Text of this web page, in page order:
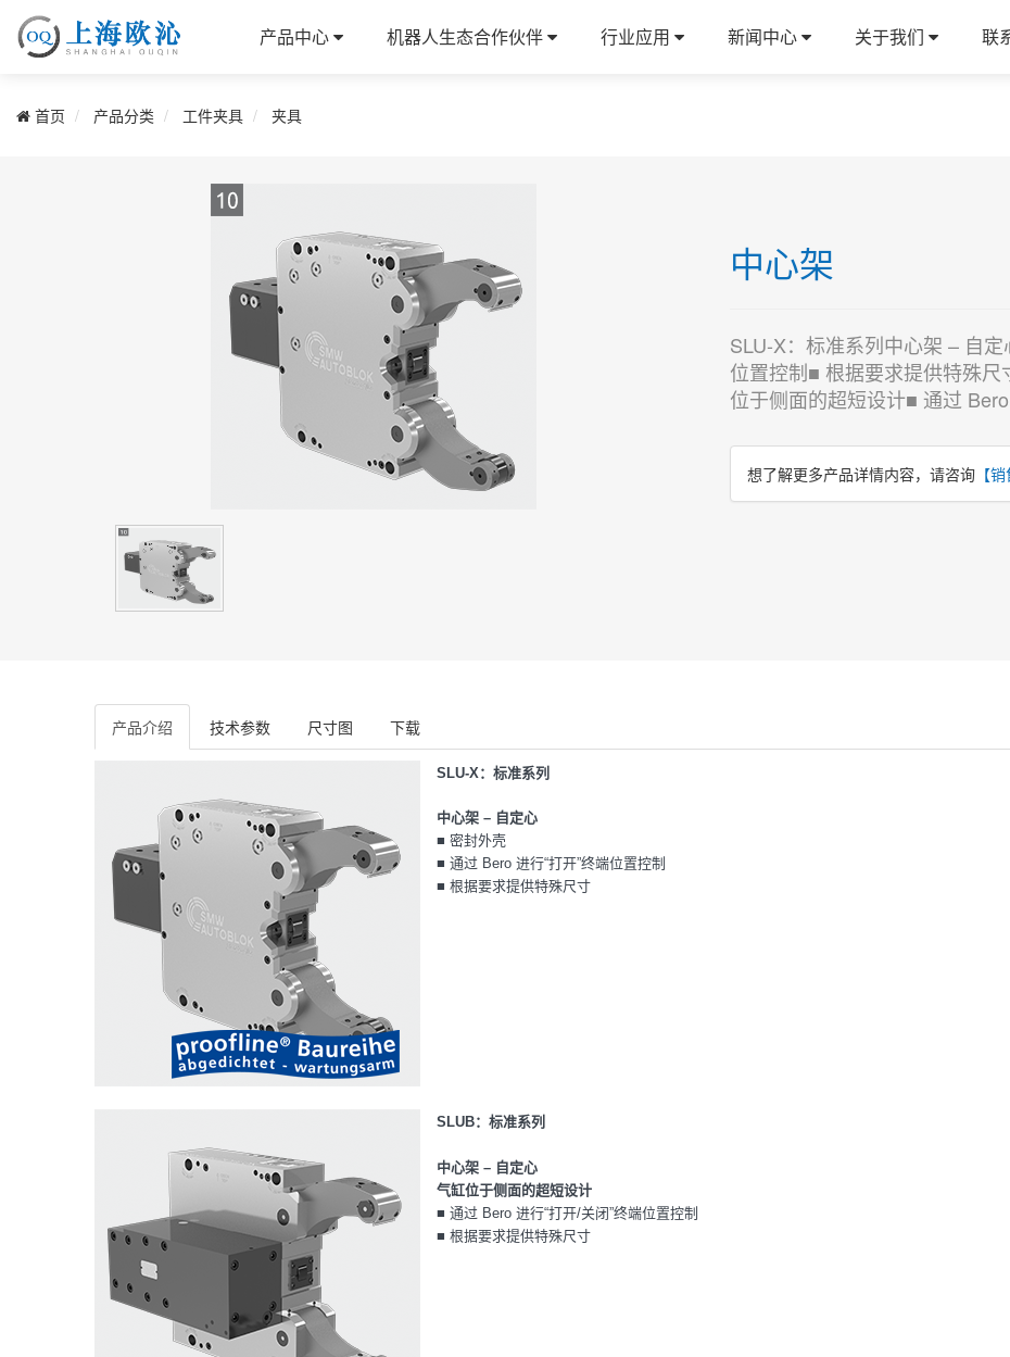
产品中心 机器人生态合作伙伴 行业应用 新闻中心 关于我们 联
首页 产品分类 工件夹具 夹具
中心架
SLU-X：标准系列中心架 – 自
位置控制■ 根据要求提供特殊
位于侧面的超短设计■ 通过
想了解更多产品详情内容，请咨询 【
产品介绍 技术参数 尺寸图 下载
SLU-X：标准系列
中心架 – 自定心
■ 密封外壳
■ 通过 Bero 进行“打开”终端位置控制
■ 根据要求提供特殊尺寸
SLUB：标准系列
中心架 – 自定心
气缸位于侧面的超短设计
■ 通过 Bero 进行“打开/关闭”终端位置控制
■ 根据要求提供特殊尺寸